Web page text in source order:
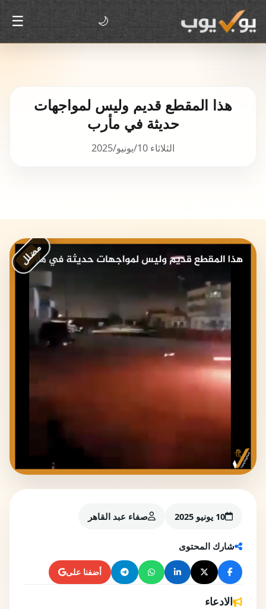
🌙
☰
هذا المقطع قديم وليس لمواجهات
حديثة في مأرب
الثلاثاء 10/يونيو/2025
مضلل
10 يونيو 2025 صفاء عبد القاهر
شارك المحتوى
أضفنا على
الادعاء